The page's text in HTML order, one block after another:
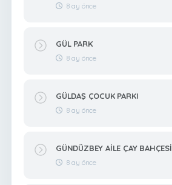
8 ay önce
GÜL PARK
8 ay önce
GÜLDAŞ ÇOCUK PARKI
8 ay önce
GÜNDÜZBEY AİLE ÇAY BAHÇESİ
8 ay önce